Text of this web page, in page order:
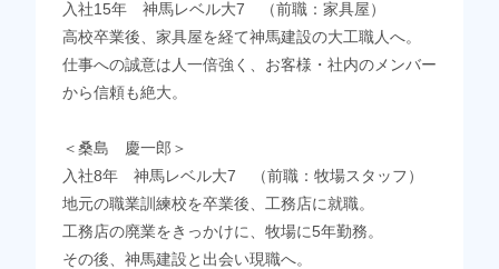
入社15年 神馬レベル大7 （前職：家具屋）
高校卒業後、家具屋を経て神馬建設の大工職人へ。
仕事への誠意は人一倍強く、お客様・社内のメンバー
から信頼も絶大。
＜桑島 慶一郎＞
入社8年 神馬レベル大7 （前職：牧場スタッフ）
地元の職業訓練校を卒業後、工務店に就職。
工務店の廃業をきっかけに、牧場に5年勤務。
その後、神馬建設と出会い現職へ。